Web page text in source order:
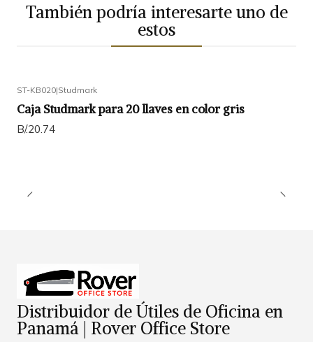
También podría interesarte uno de
estos
ST-KB020|Studmark
Caja Studmark para 20 llaves en color gris
B/.20.74
Distribuidor de Útiles de Oficina en
Panamá | Rover Office Store